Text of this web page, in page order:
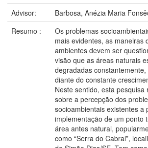
Advisor:
Barbosa, Anézia Maria
Resumo :
Os problemas
mais evidentes, as maneiras
ambientes devem ser
visão que as áreas naturais
degradadas
diante do constante
Neste sentido, esta pesquisa
sobre a percepção dos
socioambientais existentes a
implementação de um ponto
área antes natural,
como “Serra do Cabral”,